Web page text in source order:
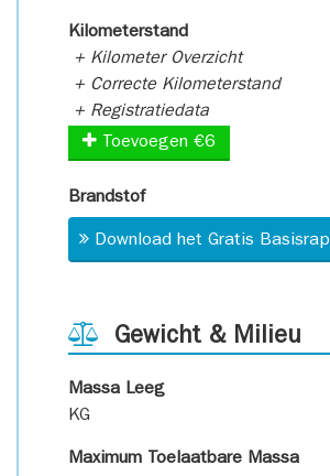
Kilometerstand
+ Kilometer Overzicht
+ Correcte Kilometerstand
+ Registratiedata
Toevoegen €6
Brandstof
Download het Gratis
Gewicht & Milieu
Massa Leeg
KG
Maximum Toelaatbare Massa